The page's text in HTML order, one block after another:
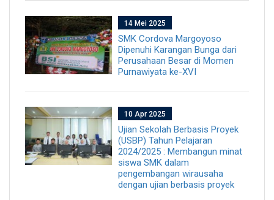
14 Mei 2025
SMK Cordova Margoyoso
Dipenuhi Karangan Bunga dari
Perusahaan Besar di Momen
Purnawiyata ke-XVI
10 Apr 2025
Ujian Sekolah Berbasis Proyek
(USBP) Tahun Pelajaran
2024/2025 : Membangun minat
siswa SMK dalam
pengembangan wirausaha
dengan ujian berbasis proyek